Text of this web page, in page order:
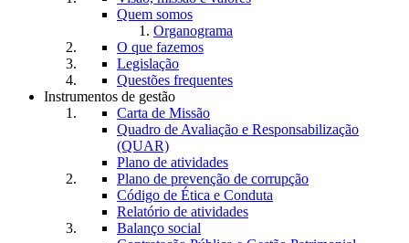
Quem somos
Organograma
O que fazemos
Legislação
Questões frequentes
Instrumentos de gestão
Carta de Missão
Quadro de Avaliação e Responsabilização
(QUAR)
Plano de atividades
Plano de prevenção de corrupção
Código de Ética e Conduta
Relatório de atividades
Balanço social